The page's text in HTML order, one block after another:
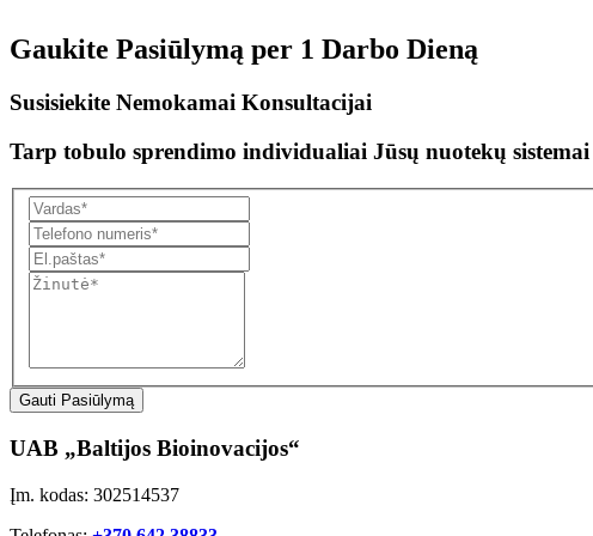
Gaukite Pasiūlymą per 1 Darbo Dieną
Susisiekite Nemokamai Konsultacijai
Tarp tobulo sprendimo individualiai Jūsų nuotekų
Gauti Pasiūlymą
UAB „Baltijos Bioinovacijos“
Įm. kodas: 302514537